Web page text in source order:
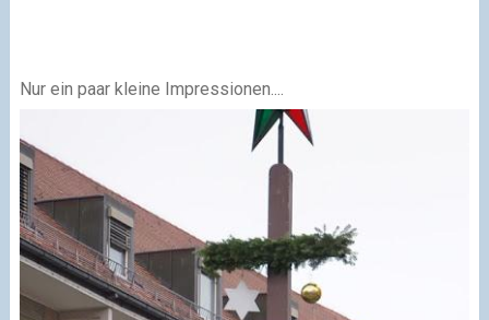
Nur ein paar kleine Impressionen....